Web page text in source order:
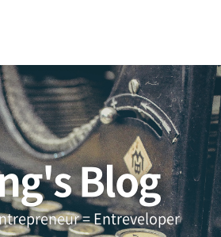
Blog
= Entreveloper